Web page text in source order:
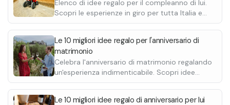
Elenco di idee regalo per il compleanno di lui.
Scopri le esperienze in giro per tutta Italia e
regalagli un'esperienza indimenticabile.
Le 10 migliori idee regalo per l'anniversario di
matrimonio
Celebra l'anniversario di matrimonio regalando
un'esperienza indimenticabile. Scopri idee
uniche per sorprendere il proprio partner.
Le 10 migliori idee regalo di anniversario per lui